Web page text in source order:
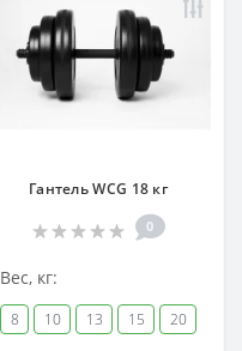
Гантель WCG 18 кг
0
Вес, кг:
8 10 13 15 20